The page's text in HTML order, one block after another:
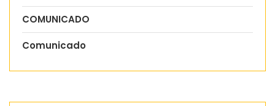
COMUNICADO
Comunicado